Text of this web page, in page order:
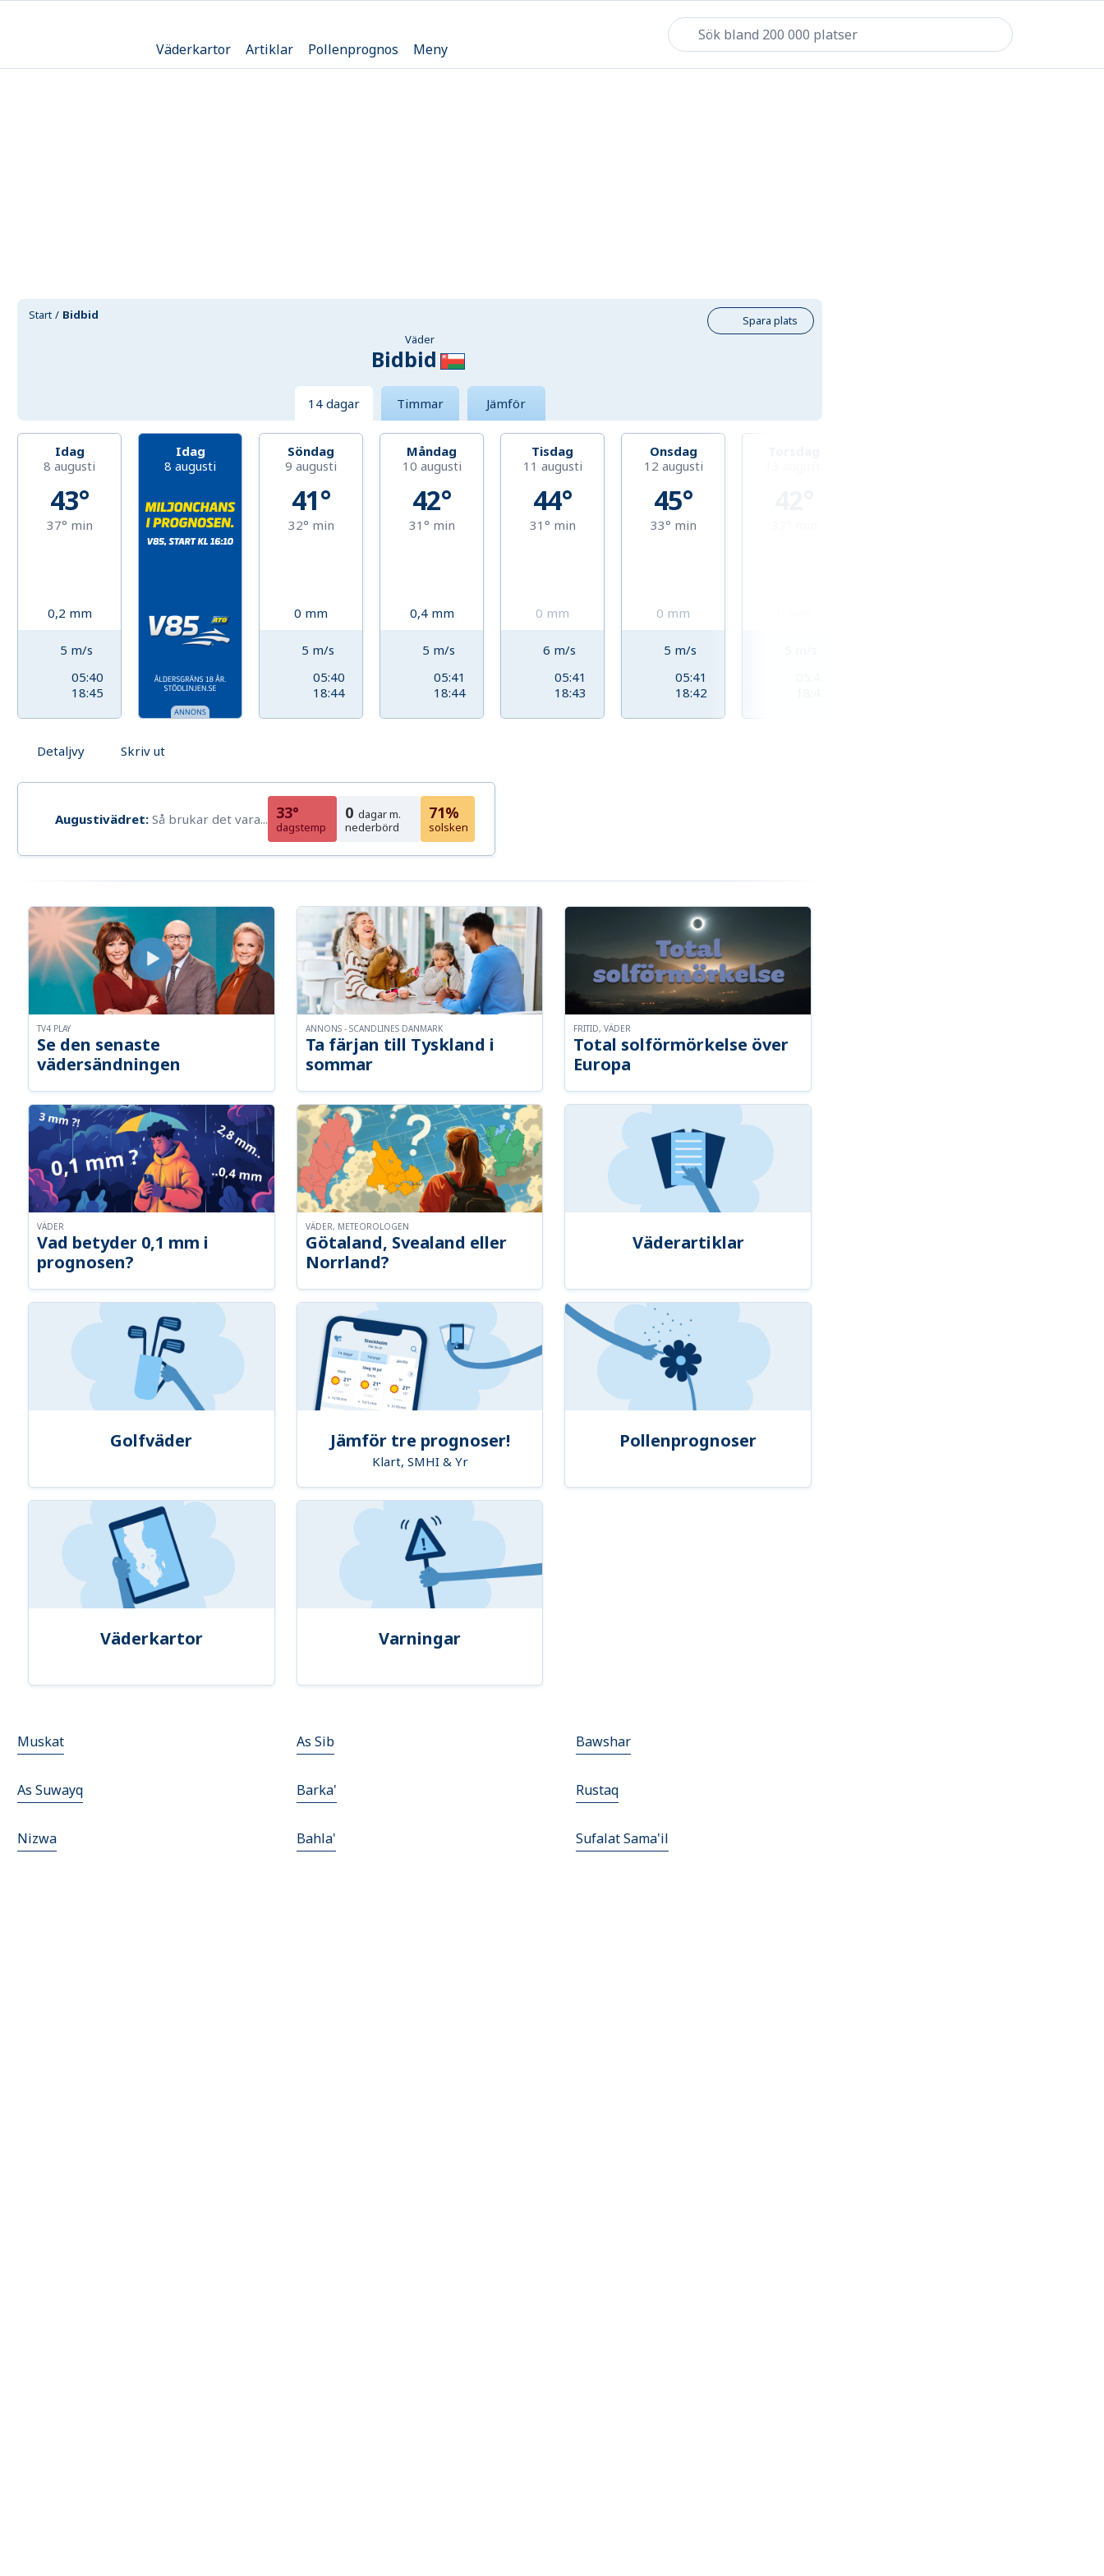
Väderkartor Artiklar Pollenprognos Meny
Start Bidbid
Spara plats
Väder
Bidbid
14 dagar Timmar Jämför
Idag
8 augusti
43°
37° min
0,2 mm
5 m/s
05:40
18:45
Idag
8 augusti
Söndag
9 augusti
41°
32° min
0 mm
5 m/s
05:40
18:44
Måndag
10 augusti
42°
31° min
0,4 mm
5 m/s
05:41
18:44
Tisdag
11 augusti
44°
31° min
0 mm
6 m/s
05:41
18:43
Onsdag
12 augusti
45°
33° min
0 mm
5 m/s
05:41
18:42
Detaljvy Skriv ut
Augustivädret: Så brukar det vara... 33°
dagstemp
0 dagar m.
nederbörd
71%
solsken
Se den senaste
vädersändningen
TV4 PLAY
Ta färjan till Tyskland i
sommar
ANNONS - SCANDLINES DANMARK
Total solförmörkelse över
Europa
FRITID, VÄDER
Vad betyder 0,1 mm i
prognosen?
VÄDER
Götaland, Svealand eller
Norrland?
VÄDER, METEOROLOGEN
Väderartiklar
Golfväder Jämför tre prognoser!
Klart, SMHI & Yr
Pollenprognoser
Väderkartor Varningar
Muskat As Sib Bawshar
As Suwayq Barka' Rustaq
Nizwa Bahla' Sufalat Sama'il